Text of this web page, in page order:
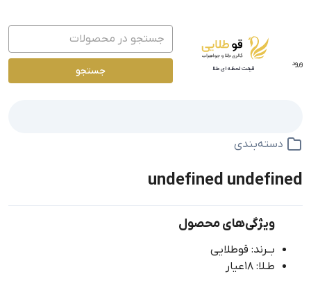
ورود
قیمت لحظه ای طلا جستجو
دسته‌بندی
undefined undefined
ویژگی‌های محصول
بــرند: قوطلایی
طـلا: 18عیار